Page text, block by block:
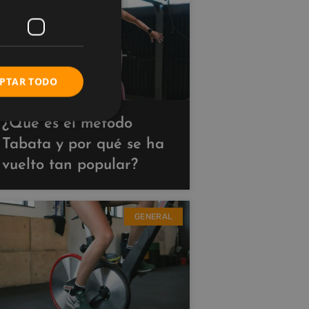
¿Qué es el método
Tabata y por qué se ha
vuelto tan popular?
GENERAL
TODO